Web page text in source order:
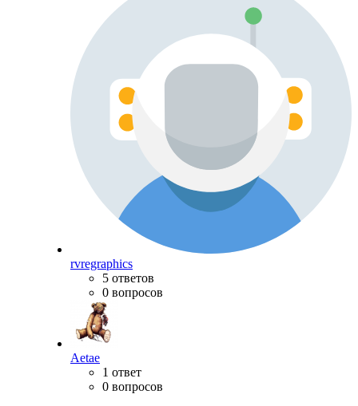
rvregraphics
5 ответов
0 вопросов
Aetae
1 ответ
0 вопросов